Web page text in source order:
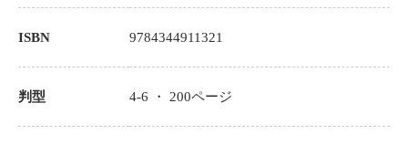
ISBN 9784344911321
判型 4-6 ・ 200ページ